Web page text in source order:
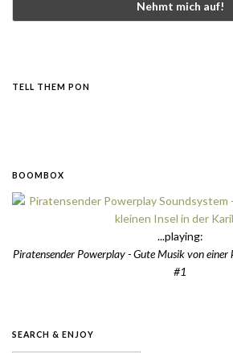
TELL THEM PON
BOOMBOX
...playing:
Piratensender Powerplay - Gute Musik von einer
#1
SEARCH & ENJOY